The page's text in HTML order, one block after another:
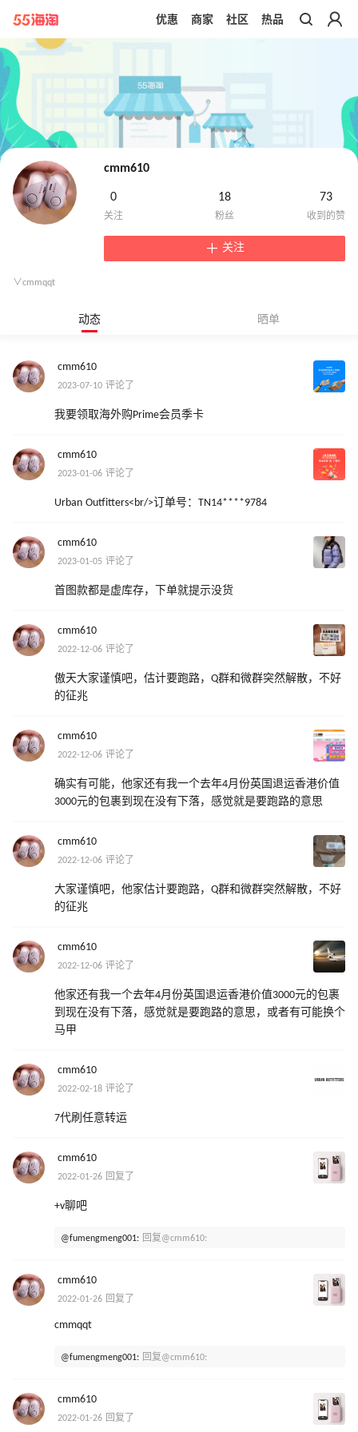
带你去官网买正品
优惠 商家 社区 热品
cmm610
0 18 73
关注
∨cmmqqt
动态 晒单
cmm610
2023-07-10 评论了
我要领取海外购Prime会员季卡
cmm610
2023-01-06 评论了
Urban Outfitters<br/>订单号：TN14****9784
cmm610
2023-01-05 评论了
首图款都是虚库存，下单就提示没货
cmm610
2022-12-06 评论了
傲天大家谨慎吧，估计要跑路，Q群和微群突然解散，不好
的征兆
cmm610
2022-12-06 评论了
确实有可能，他家还有我一个去年4月份英国退运香港价值
3000元的包裹到现在没有下落，感觉就是要跑路的意思
cmm610
2022-12-06 评论了
大家谨慎吧，他家估计要跑路，Q群和微群突然解散，不好
的征兆
cmm610
2022-12-06 评论了
他家还有我一个去年4月份英国退运香港价值3000元的包裹
到现在没有下落，感觉就是要跑路的意思，或者有可能换个
马甲
cmm610
2022-02-18 评论了
7代刷任意转运
cmm610
2022-01-26 回复了
+v聊吧
@fumengmeng001: 回复@cmm610:
cmm610
2022-01-26 回复了
cmmqqt
@fumengmeng001: 回复@cmm610:
cmm610
2022-01-26 回复了